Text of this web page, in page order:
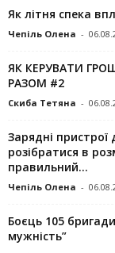
Як літня спека
Чепіль Олена -
ЯК КЕРУВАТИ
РАЗОМ #2
Скиба Тетяна -
Зарядні пристрої
розібратися в
правильний...
Чепіль Олена -
Боєць 105
мужність”